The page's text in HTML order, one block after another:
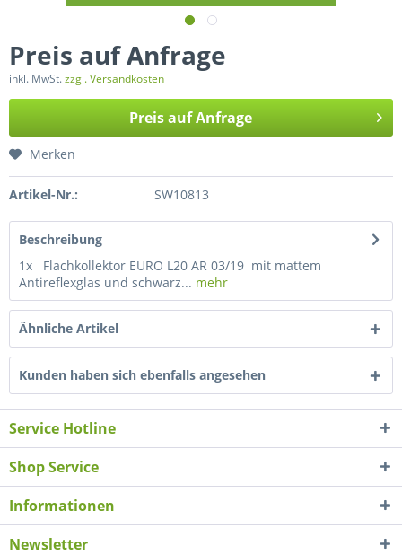
Preis auf Anfrage
inkl. MwSt.zzgl. Versandkosten
Preis auf Anfrage
Merken
Artikel-Nr.: SW10813
Beschreibung
1x Flachkollektor EURO L20 AR 03/19 mit mattem
Antireflexglas und schwarz... mehr
Ähnliche Artikel
Kunden haben sich ebenfalls angesehen
Service Hotline
Shop Service
Informationen
Newsletter